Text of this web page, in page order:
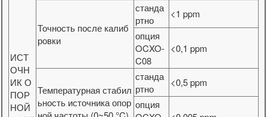
ИСТ
ОЧН
ИК О
ПОР
НОЙ
Точность после калиб
ровки
станда
ртно
<1 ppm
опция
OCXO-
C08
<0,1 ppm
Температурная стабил
ьность источника опор
станда
ртно
<0,5 ppm
опция